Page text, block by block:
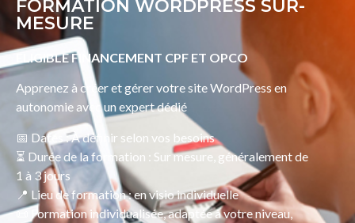
FORMATION WORDPRESS SUR-
MESURE
ELIGIBLE FINANCEMENT CPF ET OPCO
Apprenez à créer et gérer votre site WordPress en
autonomie avec un expert dédié
📅 Dates : À définir selon vos besoins
⏳ Durée de la formation : Sur mesure, généralement de
1 à 3 jours
📍 Lieu de formation : en visio individuelle
📜 Formation individualisée, adaptée à votre niveau,